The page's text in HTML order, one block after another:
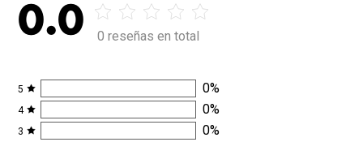
0.0 0 reseñas en total
5 0%
4 0%
3 0%